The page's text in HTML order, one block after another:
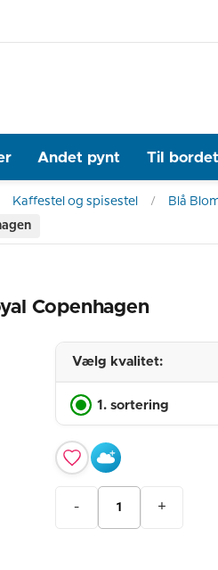
Andet pynt Til bordet
Kaffestel og spisestel
Blå
Copenhagen
Vælg kvalitet:
1. sortering
- +